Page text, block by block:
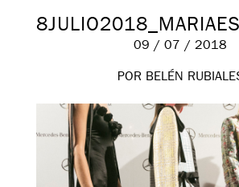
09 / 07 / 2018
POR BELÉN